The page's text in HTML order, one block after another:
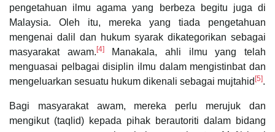
pengetahuan ilmu agama yang berbeza begitu juga di
Malaysia. Oleh itu, mereka yang tiada pengetahuan
mengenai dalil dan hukum syarak dikategorikan sebagai
masyarakat awam.[4]Manakala, ahli ilmu yang telah
menguasai pelbagai disiplin ilmu dalam mengistinbat dan
mengeluarkan sesuatu hukum dikenali sebagai mujtahid[5].
Bagi masyarakat awam, mereka perlu merujuk dan
mengikut (taqlid) kepada pihak berautoriti dalam bidang